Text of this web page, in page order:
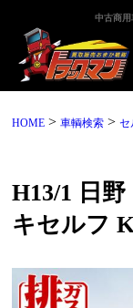
中古商用
HOME >車輌検索 >セ
H13/1 日
キセルフ